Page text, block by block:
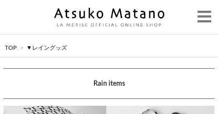
TOP > ▼レイングッズ
Rain items